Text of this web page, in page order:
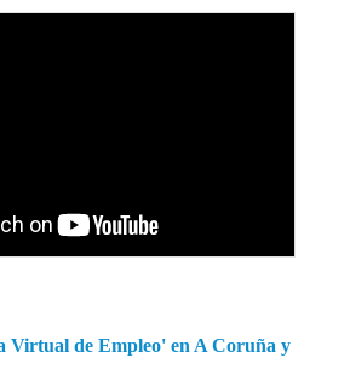
Virtual de Empleo' en A Coruña y